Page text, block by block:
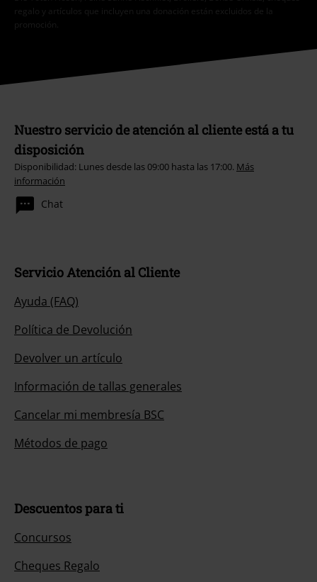
regalo y artículos que incluyen una donación están excluidos de la
promoción.
Nuestro servicio de atención al cliente está a tu
disposición
Disponibilidad: Lunes desde las 09:00 hasta las 17:00. Más
información
Chat
Servicio Atención al Cliente
Ayuda (FAQ)
Política de Devolución
Devolver un artículo
Información de tallas generales
Cancelar mi membresía BSC
Métodos de pago
Descuentos para ti
Concursos
Cheques Regalo